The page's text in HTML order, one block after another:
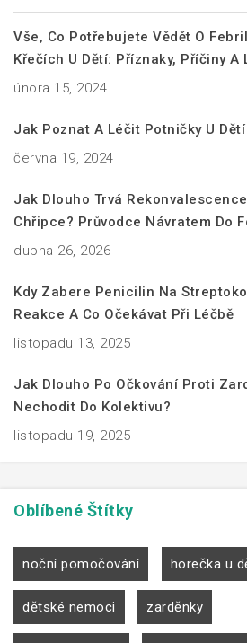
Vše, Co Potřebujete Vědět O
Křečích U Dětí: Příznaky, Příčiny A
února 15, 2024
Jak Poznat A Léčit Potničky U Dětí
června 19, 2024
Jak Dlouho Trvá
Chřipce? Průvodce Návratem Do
dubna 26, 2026
Kdy Zabere Penicilin Na
Reakce A Co Očekávat Při Léčbě
listopadu 13, 2025
Jak Dlouho Po Očkování Proti
Nechodit Do Kolektivu?
listopadu 19, 2025
Oblíbené Štítky
noční pomočování horečka u
dětské nemoci zarděnky